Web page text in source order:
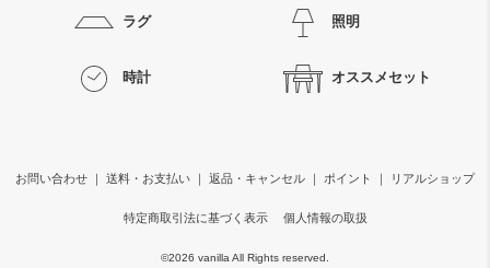
ラグ 照明
時計 オススメセット
お問い合わせ ｜ 送料・お支払い ｜ 返品・キャンセル ｜ ポイント ｜ リアルショップ
特定商取引法に基づく表示 個人情報の取扱
©2026 vanilla All Rights reserved.